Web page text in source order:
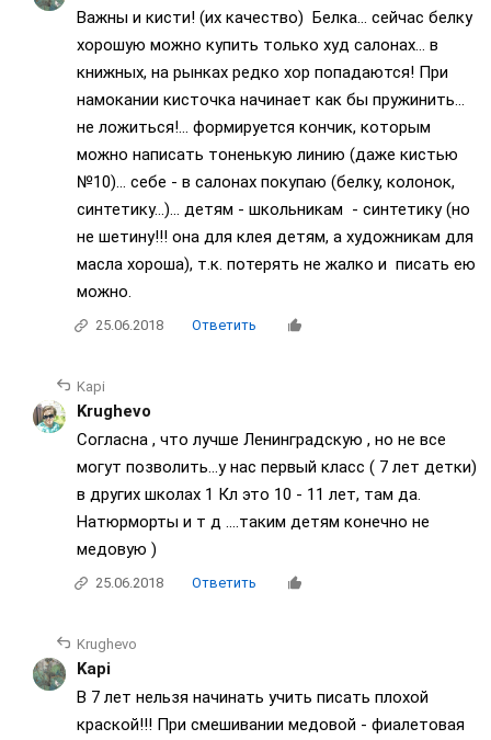
Важны и кисти! (их качество) Белка... сейчас белку
хорошую можно купить только худ салонах... в
книжных, на рынках редко хор попадаются! При
намокании кисточка начинает как бы пружинить...
не ложиться!... формируется кончик, которым
можно написать тоненькую линию (даже кистью
№10)... себе - в салонах покупаю (белку, колонок,
синтетику...)... детям - школьникам - синтетику (но
не шетину!!! она для клея детям, а художникам для
масла хороша), т.к. потерять не жалко и писать ею
можно.
25.06.2018 Ответить
Kapi
Krughevo
Согласна , что лучше Ленинградскую , но не все
могут позволить...у нас первый класс ( 7 лет детки)
в других школах 1 Кл это 10 - 11 лет, там да.
Натюрморты и т д ....таким детям конечно не
медовую )
25.06.2018 Ответить
Krughevo
Kapi
В 7 лет нельзя начинать учить писать плохой
краской!!! При смешивании медовой - фиалетовая